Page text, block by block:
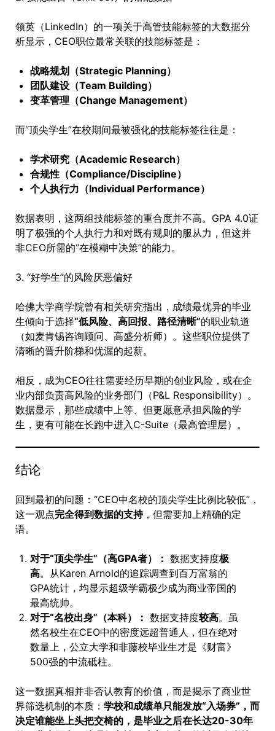
领英（LinkedIn）的一项关于高管技能标签的大数据分
析显示，CEO职位最常关联的技能标签是：
战略规划（Strategic Planning）
团队建设（Team Building）
变革管理（Change Management）
而“顶尖学生”在校期间最被强化的技能标签往往是：
学术研究（Academic Research）
合规性（Compliance/Discipline）
个人执行力（Individual Performance）
数据表明，这两组技能标签的重合度并不高。GPA 4.0证
明了极强的个人执行力和对既有规则的服从力，但这并
非CEO所需的“在模糊中决策”的能力。
3. “好学生”的风险厌恶偏好
哈佛大学商学院曾有相关研究指出，成绩最优异的毕业
生倾向于选择“低风险、高回报、路径清晰”的职业轨道
（如麦肯锡咨询顾问、高盛分析师）。这些职位提供了
清晰的晋升阶梯和优渥的起薪。
相反，成为CEO往往需要经历早期的创业风险，或在企
业内部负责高风险的业务部门（P&L Responsibility）。
数据显示，那些成绩中上等、但更愿意承担风险的学
生，更有可能在长跑中进入C-Suite（最高管理层）。
结论
回到最初的问题：“CEO中名校的顶尖学生比例比较低”，
这一观点完全得到数据的支持，但需要加上精确的定
语。
对于“顶尖学生”（高GPA者）： 数据支持度极
高。从Karen Arnold的追踪调查到百万富翁的
GPA统计，均显示超级学霸极少成为商业帝国的
最高统帅。
对于“名校出身”（本科）： 数据支持度较高。虽
然名校生在CEO中的密度远超普通人，但在绝对
数量上，公立大学和非藤校毕业生才是《财富》
500强的中流砥柱。
这一数据真相并非否认教育的价值，而是揭示了商业世
界筛选机制的本质： 学校和成绩单只能发放“入场券”，而
决定谁能坐上头把交椅的，是毕业之后在长达20-30年